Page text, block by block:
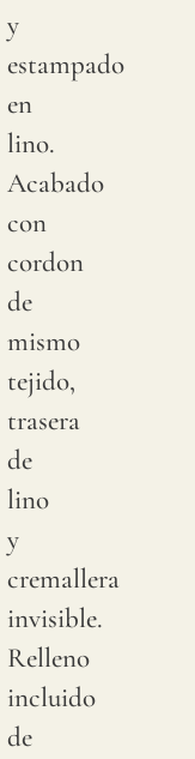
y
estampado
en
lino.
Acabado
con
cordon
de
mismo
tejido,
trasera
de
lino
y
cremallera
invisible.
Relleno
incluido
de